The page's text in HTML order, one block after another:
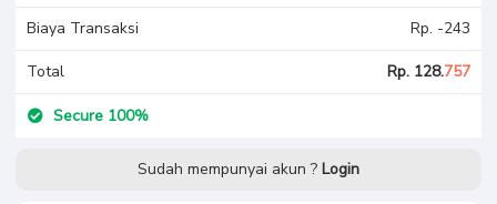
Biaya Transaksi Rp. -243
Total Rp. 128.757
Secure 100%
Sudah mempunyai akun ? Login